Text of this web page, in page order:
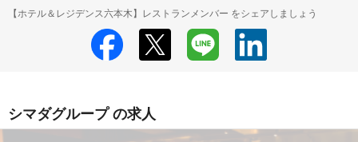
【ホテル＆レジデンス六本木】レストランメンバー をシェアしましょう
シマダグループ の求人